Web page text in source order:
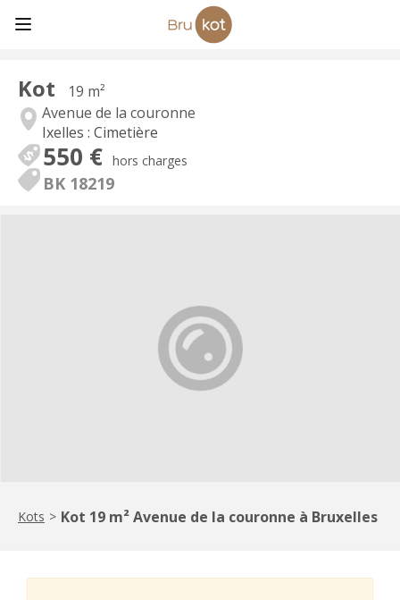
Kot
19 m²
Avenue de la couronne
Ixelles : Cimetière
550 € hors charges
BK 18219
Kots > Kot 19 m² Avenue de la couronne à Bruxelles